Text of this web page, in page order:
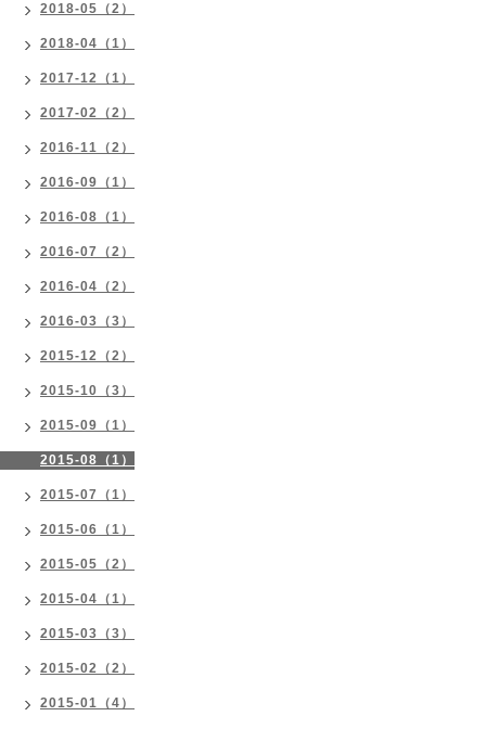
2018-05（2）
2018-04（1）
2017-12（1）
2017-02（2）
2016-11（2）
2016-09（1）
2016-08（1）
2016-07（2）
2016-04（2）
2016-03（3）
2015-12（2）
2015-10（3）
2015-09（1）
2015-08（1）
2015-07（1）
2015-06（1）
2015-05（2）
2015-04（1）
2015-03（3）
2015-02（2）
2015-01（4）